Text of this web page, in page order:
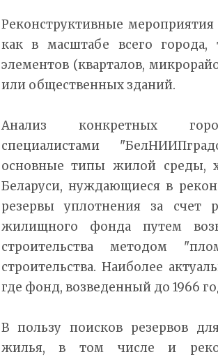
Реконструктивные мероприятия
как в масштабе всего города,
элементов (кварталов,
или общественных зданий.
Анализ конкретных
специалистами
основные типы жилой среды,
Беларуси, нуждающиеся в
резервы уплотнения за счет
жилищного фонда путем
строительства методом
строительства. Наиболее
где фонд, возведенный до 1966
В пользу поисков резервов
жилья, в том числе и